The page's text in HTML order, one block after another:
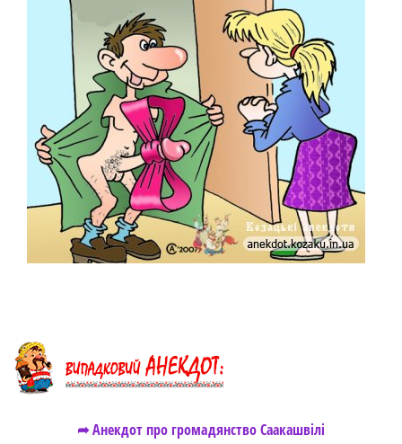
➦ Анекдот про громадянство Саакашвілі